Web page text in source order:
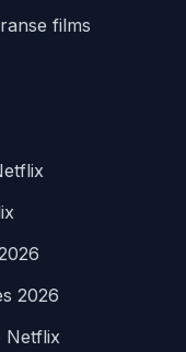
films
2026
Netflix